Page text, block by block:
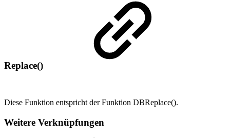
Replace()
Diese Funktion entspricht der Funktion DBReplace().
Weitere Verknüpfungen